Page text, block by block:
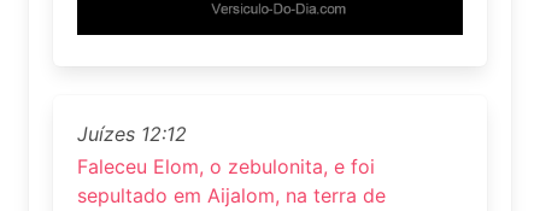
Juízes 12:12
Faleceu Elom, o zebulonita, e foi
sepultado em Aijalom, na terra de